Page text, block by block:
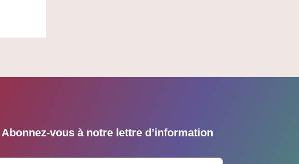
Abonnez-vous à notre lettre d’information